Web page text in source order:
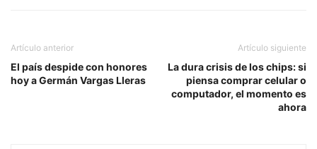
Artículo anterior
El país despide con honores
hoy a Germán Vargas Lleras
Artículo siguiente
La dura crisis de los chips: si
piensa comprar celular o
computador, el momento es
ahora